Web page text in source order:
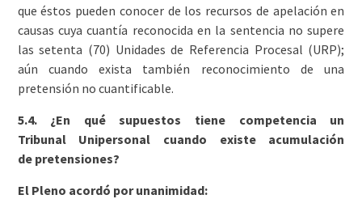
que éstos pueden conocer de los recursos de apelación en
causas cuya cuantía reconocida en la sentencia no supere
las setenta (70) Unidades de Referencia Procesal (URP);
aún cuando exista también reconocimiento de una
pretensión no cuantificable.
5.4. ¿En qué supuestos tiene competencia un
Tribunal Unipersonal cuando existe acumulación
de pretensiones?
El Pleno acordó por unanimidad: